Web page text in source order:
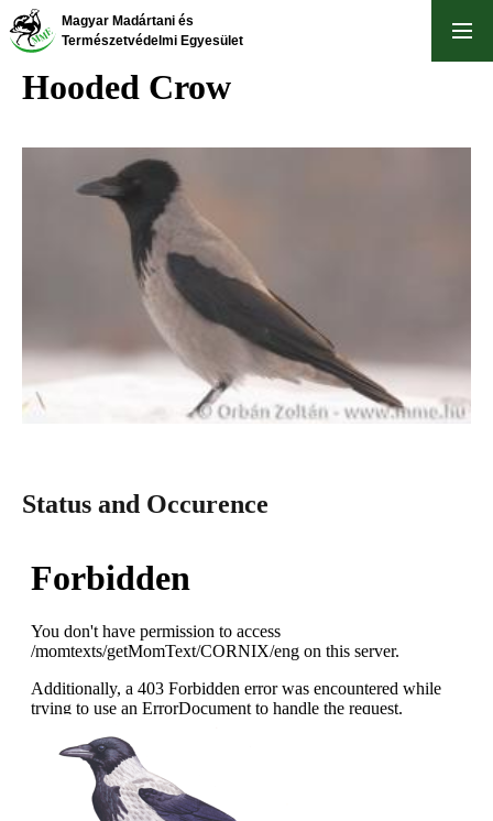
Skip
to
content
Magyar Madártani és
Természetvédelmi Egyesület
Hooded Crow
Status and Occurence